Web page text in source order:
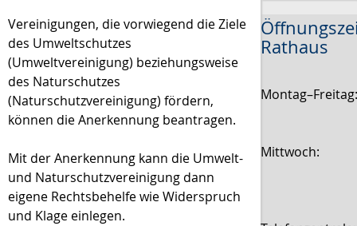
Vereinigungen, die vorwiegend die Ziele
des Umweltschutzes
(Umweltvereinigung) beziehungsweise
des Naturschutzes
(Naturschutzvereinigung) fördern,
können die Anerkennung beantragen.
Mit der Anerkennung kann die Umwelt-
und Naturschutzvereinigung dann
eigene Rechtsbehelfe wie Widerspruch
und Klage einlegen.
Rathaus
Mittwoch: